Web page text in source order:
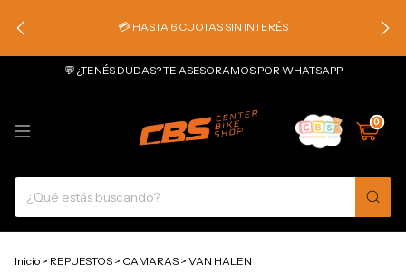
💳 HASTA 6 CUOTAS SIN INTERÉS
💬 ¿TENÉS DUDAS? TE ASESORAMOS POR WHATSAPP
0
Inicio > REPUESTOS > CAMARAS > VAN HALEN